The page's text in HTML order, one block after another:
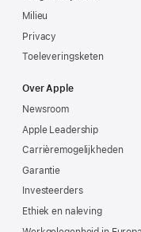
Milieu
Privacy
Toeleveringsketen
Over Apple
Newsroom
Apple Leadership
Carrièremogelijkheden
Garantie
Investeerders
Ethiek en naleving